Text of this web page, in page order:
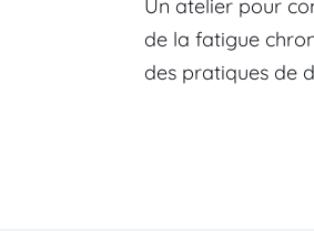
Un atelier pour
de la fatigue
des pratiques de